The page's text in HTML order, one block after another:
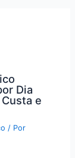
Dia
e
/ Por